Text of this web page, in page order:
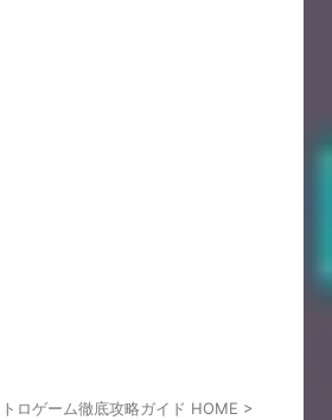
ロゲーム徹底攻略ガイド HOME >